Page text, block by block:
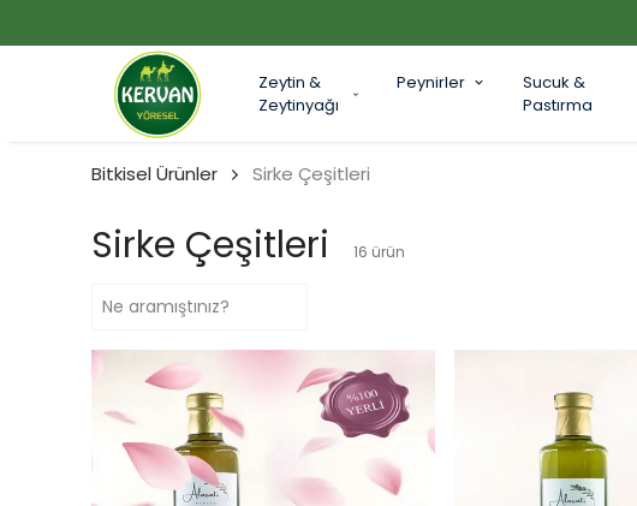
Zeytin &
Zeytinyağı
Peynirler
Sucuk &
Pastırma
Bitkisel Ürünler Sirke Çeşitleri
Sirke Çeşitleri 16 ürün